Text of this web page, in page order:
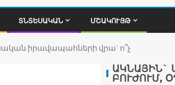
ՏՆՏԵՍԱԿԱՆ ՄՇԱԿՈՒՅԹ
իրավապահների վրա` ո՞չ
ԱԿՆԱՅԻՆ`
ԲՈՒԺՈՒՄ,